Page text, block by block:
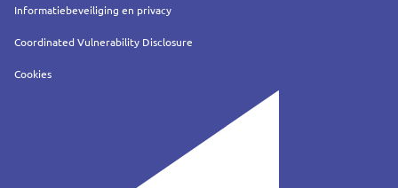
Informatiebeveiliging en privacy
Coordinated Vulnerability Disclosure
Cookies